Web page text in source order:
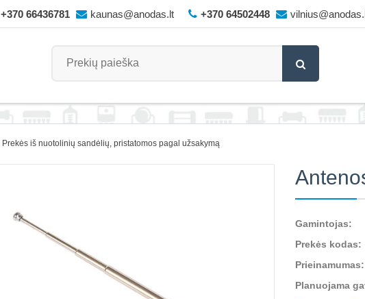
+370 66436781 kaunas@anodas.lt +370 64502448
Prekės iš nuotolinių sandėlių, pristatomos pagal užsakymą
Gamintojas:
Prekės kodas:
Prieinamumas:
Planuojama